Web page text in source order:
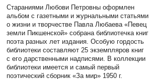
Стараниями Любови Петровны оформлен
альбом с газетными и журнальными статьями
о жизни и творчестве Павла Любаева «Певец
земли Пикшенской» собрана библиотечка книг
поэта разных лет издания. Особую гордость
библиотеки составляют 25 экземпляров книг
с его дарственными надписями. В коллекции
библиотеки имеется и самый первый
поэтический сборник «За мир» 1950 г.